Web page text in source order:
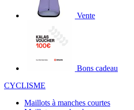
Vente
Bons cadeau
CYCLISME
Maillots à manches courtes